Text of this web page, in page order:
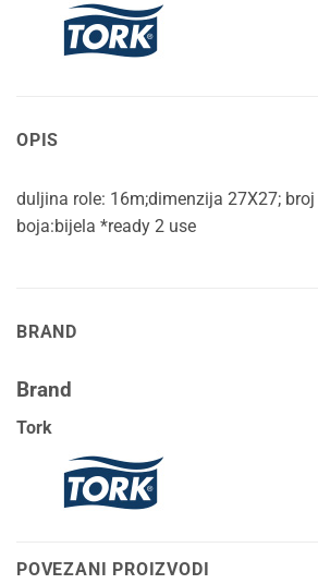
OPIS
duljina role: 16m;dimenzija 27X27;
boja:bijela *ready 2 use
BRAND
Brand
Tork
POVEZANI PROIZVODI